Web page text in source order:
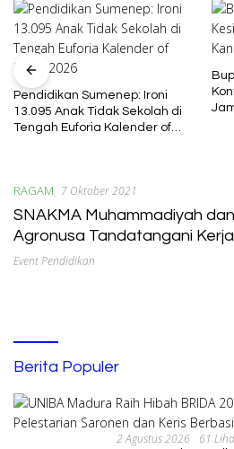
Pendidikan Sumenep: Ironi
13.095 Anak Tidak Sekolah di
Tengah Euforia Kalender of
RAGAM 7 Oktober 2021
SNAKMA Muhammadiyah
Agronusa Tandatangani
Event Pendidikan
Berita Populer
2 Agustus 2026 61